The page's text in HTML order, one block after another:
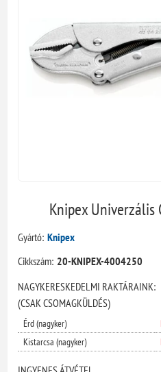
Knipex Univerzális
Gyártó: Knipex
Cikkszám: 20-KNIPEX-4004250
NAGYKERESKEDELMI RAKTÁRAINK:
(CSAK CSOMAGKÜLDÉS)
Érd (nagyker)
Kistarcsa (nagyker)